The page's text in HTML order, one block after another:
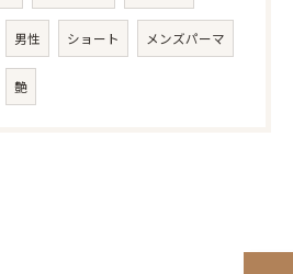
男性 ショート メンズパーマ
艶